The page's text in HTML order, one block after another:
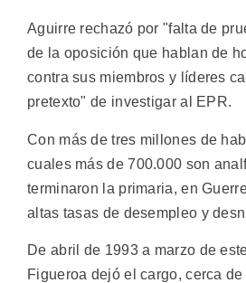
Aguirre rechazó por "falta de
de la oposición que hablan de
contra sus miembros y líderes
pretexto" de investigar al EPR.
Con más de tres millones de
cuales más de 700.000 son
terminaron la primaria, en
altas tasas de desempleo y
De abril de 1993 a marzo de
Figueroa dejó el cargo, cerca